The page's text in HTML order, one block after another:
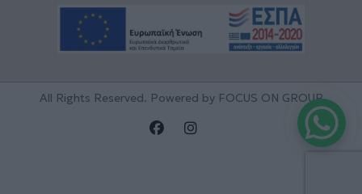
All Rights Reserved. Powered by FOCUS ON GROUP